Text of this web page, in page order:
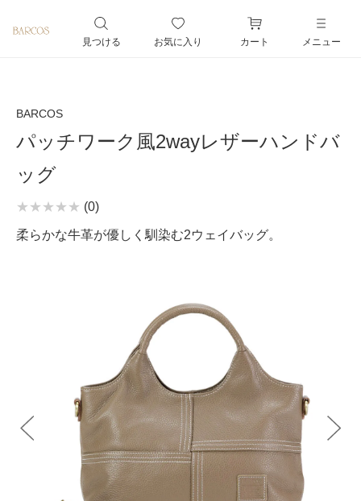
見つける お気に入り カート メニュー
BARCOS
パッチワーク風2wayレザーハンドバ
ッグ
(0)
柔らかな牛革が優しく馴染む2ウェイバッグ。